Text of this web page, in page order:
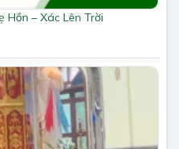
Hồn – Xác Lên Trời